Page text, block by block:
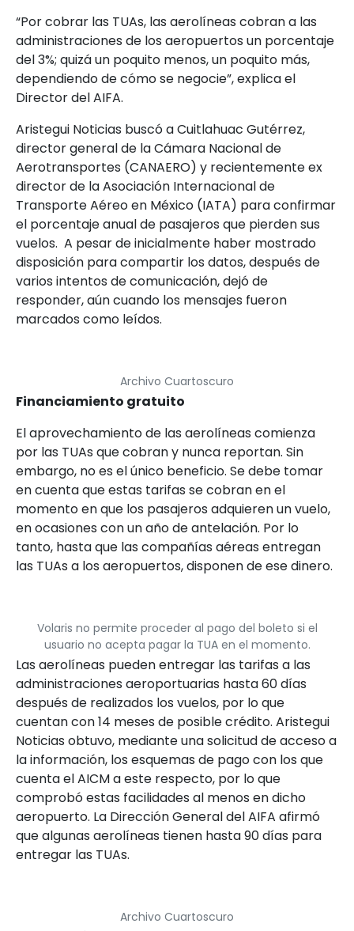
“Por cobrar las TUAs, las aerolíneas cobran a las
administraciones de los aeropuertos un porcentaje
del 3%; quizá un poquito menos, un poquito más,
dependiendo de cómo se negocie”, explica el
Director del AIFA.
Aristegui Noticias buscó a Cuitlahuac Gutérrez,
director general de la Cámara Nacional de
Aerotransportes (CANAERO) y recientemente ex
director de la Asociación Internacional de
Transporte Aéreo en México (IATA) para confirmar
el porcentaje anual de pasajeros que pierden sus
vuelos. A pesar de inicialmente haber mostrado
disposición para compartir los datos, después de
varios intentos de comunicación, dejó de
responder, aún cuando los mensajes fueron
marcados como leídos.
Archivo Cuartoscuro
Financiamiento gratuito
El aprovechamiento de las aerolíneas comienza
por las TUAs que cobran y nunca reportan. Sin
embargo, no es el único beneficio. Se debe tomar
en cuenta que estas tarifas se cobran en el
momento en que los pasajeros adquieren un vuelo,
en ocasiones con un año de antelación. Por lo
tanto, hasta que las compañías aéreas entregan
las TUAs a los aeropuertos, disponen de ese dinero.
Volaris no permite proceder al pago del boleto si el
usuario no acepta pagar la TUA en el momento.
Las aerolíneas pueden entregar las tarifas a las
administraciones aeroportuarias hasta 60 días
después de realizados los vuelos, por lo que
cuentan con 14 meses de posible crédito. Aristegui
Noticias obtuvo, mediante una solicitud de acceso a
la información, los esquemas de pago con los que
cuenta el AICM a este respecto, por lo que
comprobó estas facilidades al menos en dicho
aeropuerto. La Dirección General del AIFA afirmó
que algunas aerolíneas tienen hasta 90 días para
entregar las TUAs.
Archivo Cuartoscuro